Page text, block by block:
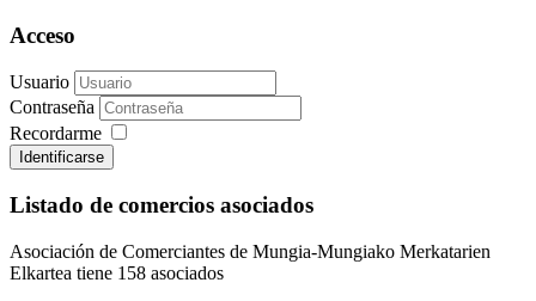
Acceso
Usuario
Contraseña
Recordarme
Identificarse
Listado de comercios asociados
Asociación de Comerciantes de Mungia-Mungiako Merkatarien
Elkartea tiene 158 asociados